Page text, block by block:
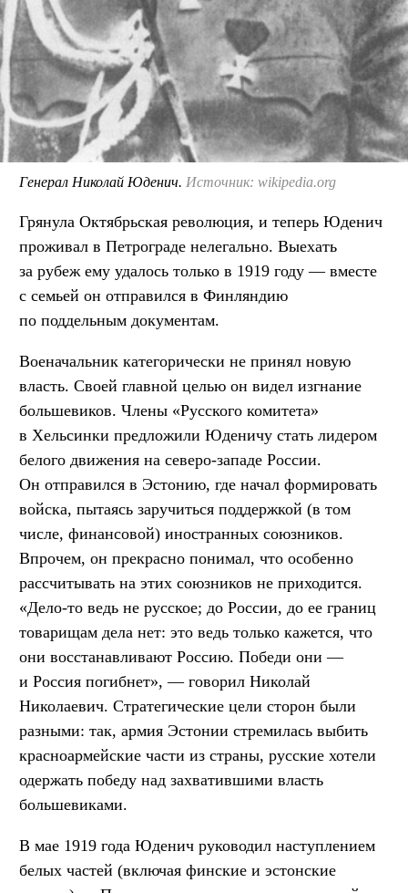
Генерал Николай Юденич. Источник: wikipedia.org
Грянула Октябрьская революция, и теперь Юденич
проживал в Петрограде нелегально. Выехать
за рубеж ему удалось только в 1919 году — вместе
с семьей он отправился в Финляндию
по поддельным документам.
Военачальник категорически не принял новую
власть. Своей главной целью он видел изгнание
большевиков. Члены «Русского комитета»
в Хельсинки предложили Юденичу стать лидером
белого движения на северо-западе России.
Он отправился в Эстонию, где начал формировать
войска, пытаясь заручиться поддержкой (в том
числе, финансовой) иностранных союзников.
Впрочем, он прекрасно понимал, что особенно
рассчитывать на этих союзников не приходится.
«Дело-то ведь не русское; до России, до ее границ
товарищам дела нет: это ведь только кажется, что
они восстанавливают Россию. Победи они —
и Россия погибнет», — говорил Николай
Николаевич. Стратегические цели сторон были
разными: так, армия Эстонии стремилась выбить
красноармейские части из страны, русские хотели
одержать победу над захватившими власть
большевиками.
В мае 1919 года Юденич руководил наступлением
белых частей (включая финские и эстонские